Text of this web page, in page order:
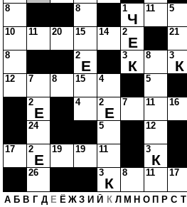
8 8 1
Ч
11 5
10 11 20 15 14 2
Е
21
8 2
Е
3
К
8 3
К
12 7 8 15 4 5
2
Е
4 2
Е
7 11 16
24 5 12
17 2
Е
19 19 11 3
К
26 3
К
8 11 17
А Б В Г Д Е Ё Ж З И Й К Л М Н О П Р С Т